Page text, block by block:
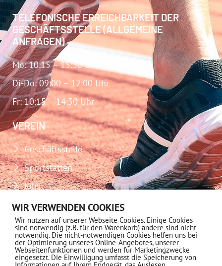
TELEFONISCHE ERREICHBARKEIT DER
GESCHÄFTSSTELLE (ALLGEMEINE
ANFRAGEN)
Mo: 10:15 – 15:30 Uhr
Di-Do: 09:00 – 12:00 Uhr
Fr: 10:15 – 14:30 Uhr
VEREIN
Geschäftsstelle
Sportstätten
Jobs
Download-Center
Impressum
Datenschutz
WIR VERWENDEN COOKIES
Wir nutzen auf unserer Webseite Cookies. Einige Cookies
sind notwendig (z.B. für den Warenkorb) andere sind nicht
notwendig. Die nicht-notwendigen Cookies helfen uns bei
der Optimierung unseres Online-Angebotes, unserer
Webseitenfunktionen und werden für Marketingzwecke
eingesetzt. Die Einwilligung umfasst die Speicherung von